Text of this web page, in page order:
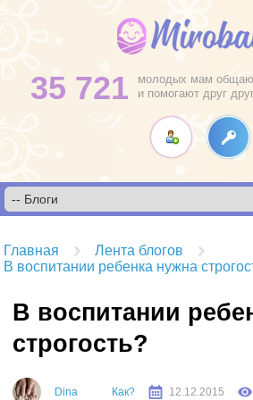
35 721
молодых мам
и помогают друг
Главная
Лента блогов
В воспитании ребенка нужна
В воспитании
строгость?
Dina Как? 12.12.2015